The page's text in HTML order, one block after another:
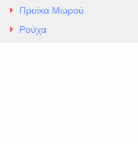
Προίκα Μωρού
Ρούχα